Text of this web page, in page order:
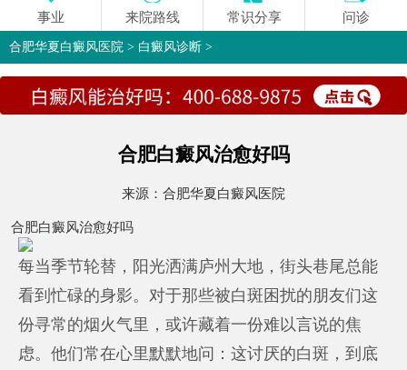
事业 来院路线 常识分享 问诊
合肥华夏白癜风医院 > 白癜风诊断 >
合肥白癜风治愈好吗
来源： 合肥华夏白癜风医院
合肥白癜风治愈好吗
每当季节轮替，阳光洒满庐州大地，街头巷尾总能
看到忙碌的身影。对于那些被白斑困扰的朋友们这
份寻常的烟火气里，或许藏着一份难以言说的焦
虑。他们常在心里默默地问：这讨厌的白斑，到底